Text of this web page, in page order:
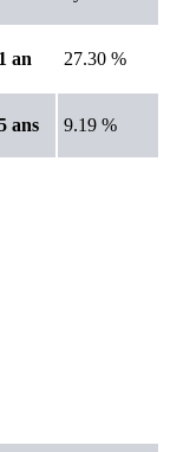
1 an 27.30 %
ans 9.19 %